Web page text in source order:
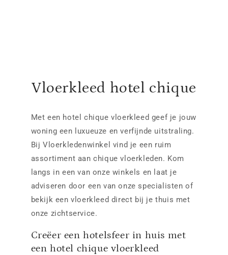
Vloerkleed hotel chique
Met een hotel chique vloerkleed geef je jouw
woning een luxueuze en verfijnde uitstraling.
Bij Vloerkledenwinkel vind je een ruim
assortiment aan chique vloerkleden. Kom
langs in een van onze winkels en laat je
adviseren door een van onze specialisten of
bekijk een vloerkleed direct bij je thuis met
onze zichtservice.
Creëer een hotelsfeer in huis met
een hotel chique vloerkleed